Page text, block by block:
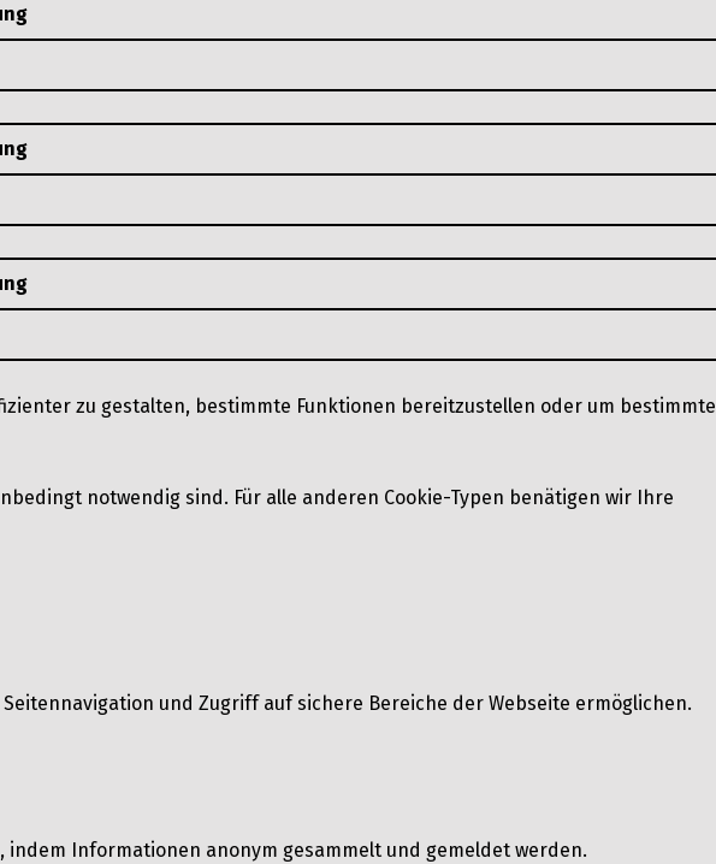
zu gestalten, bestimmte Funktionen bereitzustellen oder um bestimmte
notwendig sind. Für alle anderen Cookie-Typen benätigen wir Ihre
und Zugriff auf sichere Bereiche der Webseite ermöglichen.
Informationen anonym gesammelt und gemeldet werden.